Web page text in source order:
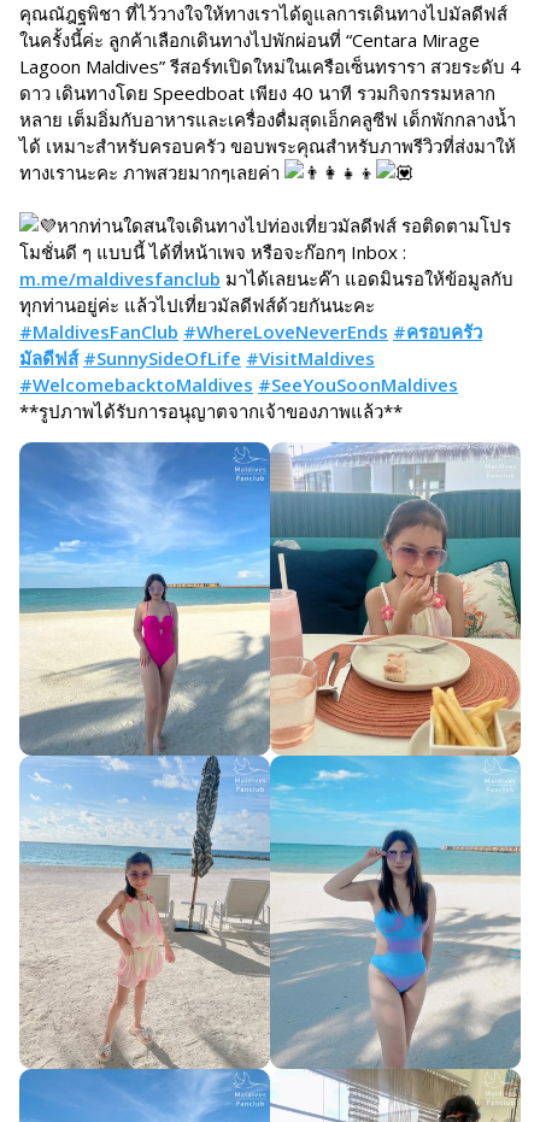
คุณณัฎฐพิชา ที่ไว้วางใจให้ทางเราได้ดูแลการเดินทางไปมัลดีฟส์
ในครั้งนี้ค่ะ ลูกค้าเลือกเดินทางไปพักผ่อนที่ “Centara Mirage
Lagoon Maldives” รีสอร์ทเปิดใหม่ในเครือเซ็นทรารา สวยระดับ 4
ดาว เดินทางโดย Speedboat เพียง 40 นาที รวมกิจกรรมหลาก
หลาย เต็มอิ่มกับอาหารและเครื่องดื่มสุดเอ็กคลูซีฟ เด็กพักกลางน้ำ
ได้ เหมาะสำหรับครอบครัว ขอบพระคุณสำหรับภาพรีวิวที่ส่งมาให้
ทางเรานะคะ ภาพสวยมากๆเลยค่า
หากท่านใดสนใจเดินทางไปท่องเที่ยวมัลดีฟส์ รอติดตามโปร
โมชั่นดี ๆ แบบนี้ ได้ที่หน้าเพจ หรือจะก๊อกๆ Inbox :
m.me/maldivesfanclub มาได้เลยนะค๊า แอดมินรอให้ข้อมูลกับ
ทุกท่านอยู่ค่ะ แล้วไปเที่ยวมัลดีฟส์ด้วยกันนะคะ
#MaldivesFanClub #WhereLoveNeverEnds #ครอบครัว
มัลดีฟส์ #SunnySideOfLife #VisitMaldives
#WelcomebacktoMaldives #SeeYouSoonMaldives
**รูปภาพได้รับการอนุญาตจากเจ้าของภาพแล้ว**